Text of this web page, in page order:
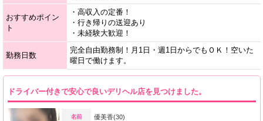
おすすめポイン
ト
・高収入の定番！
・行き帰りの送迎あり
・未経験大歓迎！
勤務日数
完全自由勤務制！月1日・週1日からでもＯＫ！空いた
曜日で働けます。
ドライバー付きで安心で良いデリヘル店を見つけました。
名前 優美香(30)